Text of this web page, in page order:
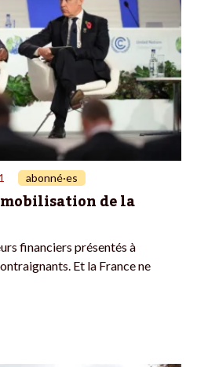
abonné·es
de la
financiers présentés à
Et la France ne